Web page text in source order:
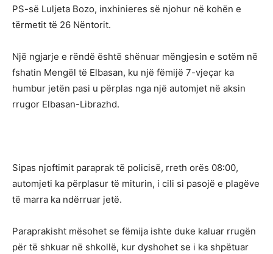
PS-së Luljeta Bozo, inxhinieres së njohur në kohën e
tërmetit të 26 Nëntorit.
Një ngjarje e rëndë është shënuar mëngjesin e sotëm në
fshatin Mengël të Elbasan, ku një fëmijë 7-vjeçar ka
humbur jetën pasi u përplas nga një automjet në aksin
rrugor Elbasan-Librazhd.
Sipas njoftimit paraprak të policisë, rreth orës 08:00,
automjeti ka përplasur të miturin, i cili si pasojë e plagëve
të marra ka ndërruar jetë.
Paraprakisht mësohet se fëmija ishte duke kaluar rrugën
për të shkuar në shkollë, kur dyshohet se i ka shpëtuar